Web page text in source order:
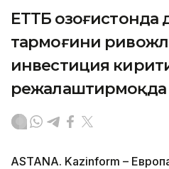
ЕТТБ Қозоғистонда
тармоғини
инвестиция
режалаштирмоқда
ASTANA. Kazinform –